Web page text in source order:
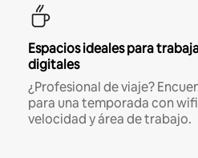
Espacios ideales para
digitales
¿Profesional de viaje?
para una temporada con
velocidad y área de trabajo.